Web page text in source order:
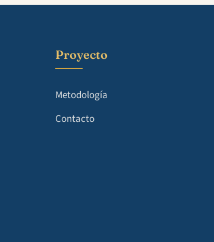
Proyecto
Metodología
Contacto